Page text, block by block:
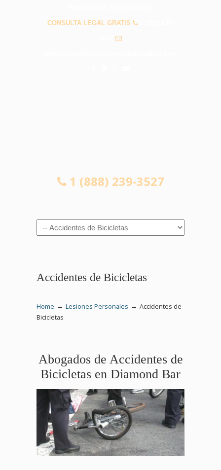
CONSULTA LEGAL GRATIS
1 (888) 239-3527
Navigation
Accidentes de Bicicletas
Home → Lesiones Personales → Accidentes de
Bicicletas
Abogados de Accidentes de
Bicicletas en Diamond Bar